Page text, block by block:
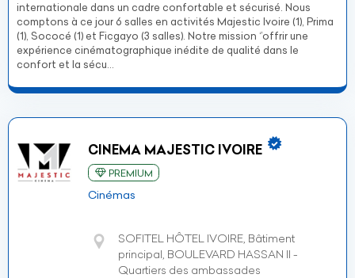
internationale dans un cadre confortable et sécurisé. Nous
comptons à ce jour 6 salles en activités Majestic Ivoire (1), Prima
(1), Sococé (1) et Ficgayo (3 salles). Notre mission ‘’offrir une
expérience cinématographique inédite de qualité dans le
confort et la sécu...
CINEMA MAJESTIC IVOIRE
PREMIUM
Cinémas
SOFITEL HÔTEL IVOIRE, Bâtiment
principal, BOULEVARD HASSAN II -
Quartiers des ambassades